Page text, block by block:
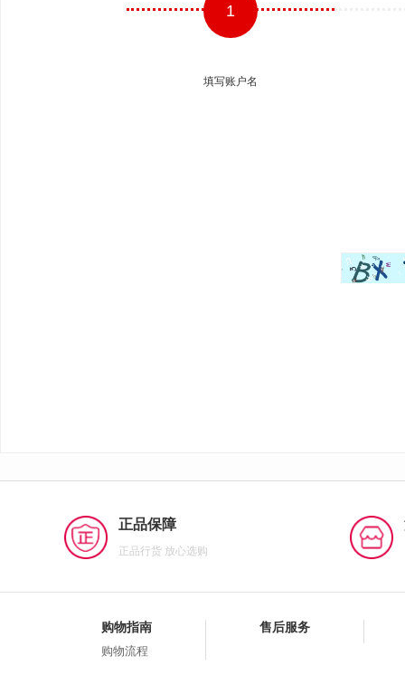
1
填写账户名
正品保障
正品行货 放心选购
购物指南
购物流程
售后服务